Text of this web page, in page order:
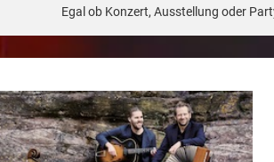
Egal ob Konzert, Ausstellung oder